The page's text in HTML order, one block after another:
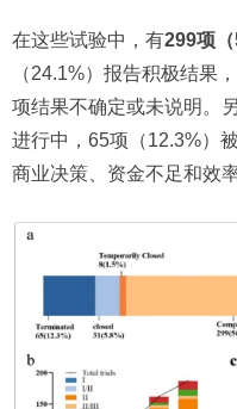
在这些试验中，有299项
（24.1%）报告积极结果
项结果不确定或未说明。
进行中，65项（12.3%）
商业决策、资金不足和效